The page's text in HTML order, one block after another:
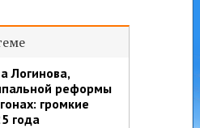
Логинова,
реформы
громкие
года